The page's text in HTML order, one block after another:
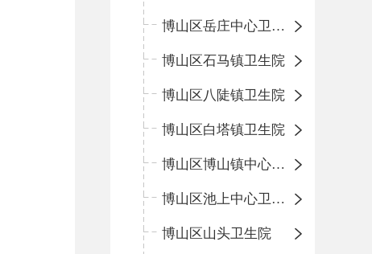
博山区岳庄中心卫生院
博山区石马镇卫生院
博山区八陡镇卫生院
博山区白塔镇卫生院
博山区博山镇中心卫生院（南院区、北院区）
博山区池上中心卫生院
博山区山头卫生院